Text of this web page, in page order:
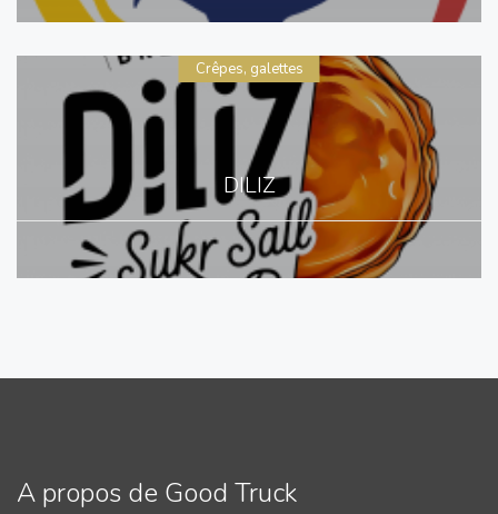
DILIZ
Crêpes, galettes
A propos de Good Truck